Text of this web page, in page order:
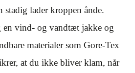
stadig lader kroppen ånde.
vind- og vandtæt jakke og
materialer som Gore-Tex
at du ikke bliver klam, når